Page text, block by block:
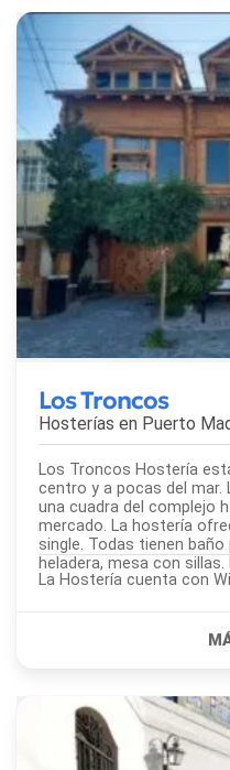
Los Troncos
Hosterías en Puerto
Los Troncos Hostería
centro y a pocas del mar.
una cuadra del complejo
mercado. La hostería ofrece Habitaciones dobles /
single. Todas tienen
heladera, mesa con
La